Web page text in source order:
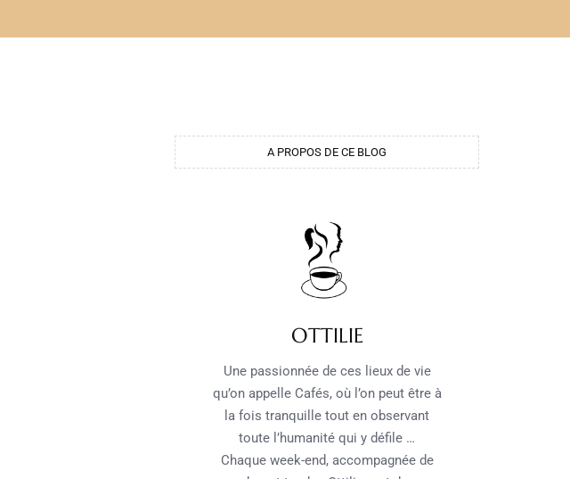
A PROPOS DE CE BLOG
OTTILIE
Une passionnée de ces lieux de vie
qu’on appelle Cafés, où l’on peut être à
la fois tranquille tout en observant
toute l’humanité qui y défile …
Chaque week-end, accompagnée de